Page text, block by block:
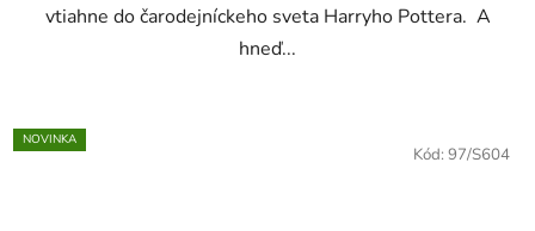
vtiahne do čarodejníckeho sveta Harryho Pottera. A
hneď...
NOVINKA
Kód: 97/S604